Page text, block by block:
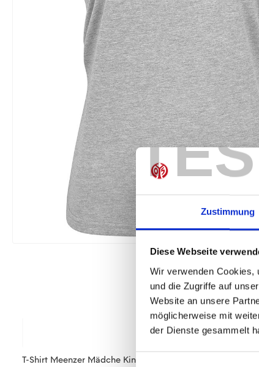
Zustimmung
Diese Webseite
Wir verwenden Cookies,
und die Zugriffe auf
Website an unsere
möglicherweise mit
der Dienste gesammelt
Einwilligungsauswahl
T-Shirt Meenzer Mädche Kinder